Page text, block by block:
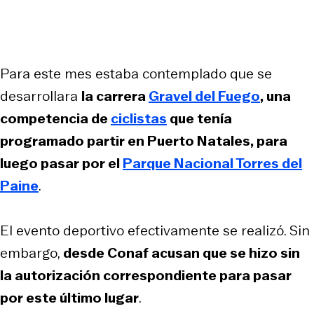
Para este mes estaba contemplado que se
desarrollara la carreraGravel del Fuego, una
competencia deciclistas que tenía
programado partir en Puerto Natales, para
luego pasar por elParque Nacional Torres del
Paine.
El evento deportivo efectivamente se realizó. Sin
embargo, desde Conaf acusan que se hizo sin
la autorización correspondiente para pasar
por este último lugar.